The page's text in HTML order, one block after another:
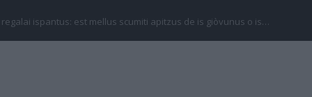
regalai ispantus: est mellus scumiti apitzus de is giòvunus o is…